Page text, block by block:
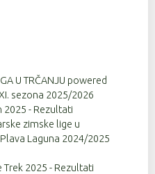
U TRČANJU powered
sezona 2025/2026
2025 - Rezultati
zimske lige u
Laguna 2024/2025
2025 - Rezultati